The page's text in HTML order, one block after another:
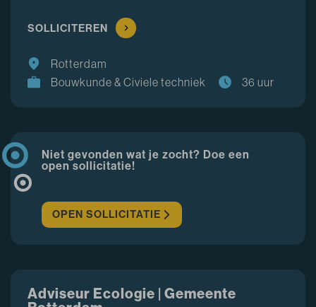
SOLLICITEREN
Rotterdam
Bouwkunde & Civiele techniek
36 uur
Niet gevonden wat je zocht? Doe een
open sollicitatie!
OPEN SOLLICITATIE
Adviseur Ecologie | Gemeente